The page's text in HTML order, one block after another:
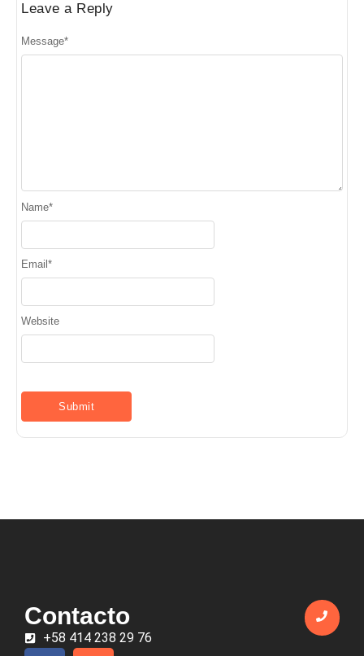
Leave a Reply
Message*
Name*
Email*
Website
Contacto
+58 414 238 29 76